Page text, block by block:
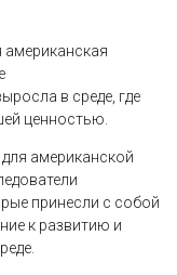
в среде, где
ценностью.
американской
принесли с собой
к развитию и